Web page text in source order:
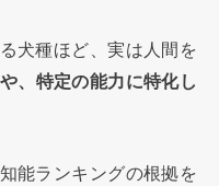
犬種ほど、実は人間を
、特定の能力に特化し
能ランキングの根拠を